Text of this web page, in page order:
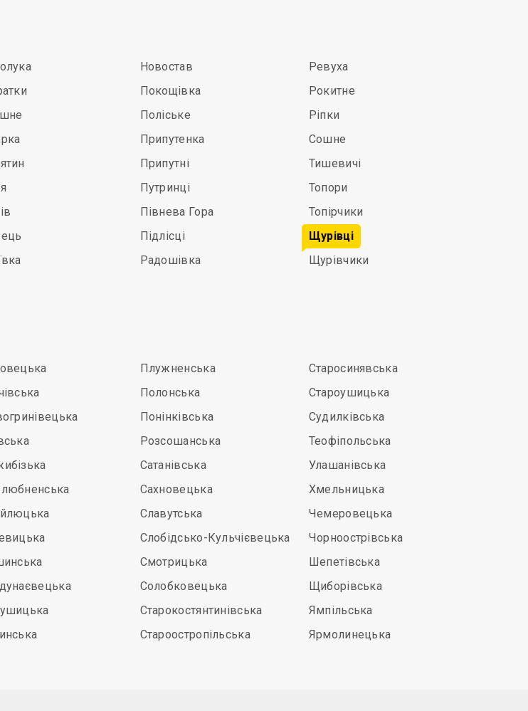
Новостав
Покощівка
Поліське
Припутенка
Припутні
Путринці
Півнева Гора
Підлісці
Радошівка
Ревуха
Рокитне
Ріпки
Сошне
Тишевичі
Топори
Топірчики
Щурівці
Щурівчики
Плужненська
Полонська
Понінківська
Розсошанська
Сатанівська
Сахновецька
Славутська
Слобідсько-Кульчієвецька
Смотрицька
Солобковецька
Старокостянтинівська
Староостропільська
Старосинявська
Староушицька
Судилківська
Теофіпольська
Улашанівська
Хмельницька
Чемеровецька
Чорноострівська
Шепетівська
Щиборівська
Ямпільська
Ярмолинецька